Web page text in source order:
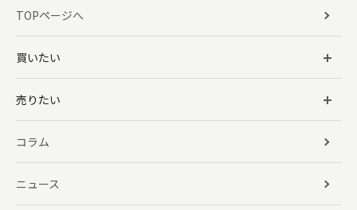
TOPページへ
買いたい
売りたい
コラム
ニュース